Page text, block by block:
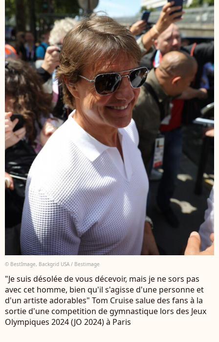
© BestImage, Backgrid USA / Bestimage
"Je suis désolée de vous décevoir, mais je ne sors pas
avec cet homme, bien qu'il s'agisse d'une personne et
d'un artiste adorables" Tom Cruise salue des fans à la
sortie d'une competition de gymnastique lors des Jeux
Olympiques 2024 (JO 2024) à Paris